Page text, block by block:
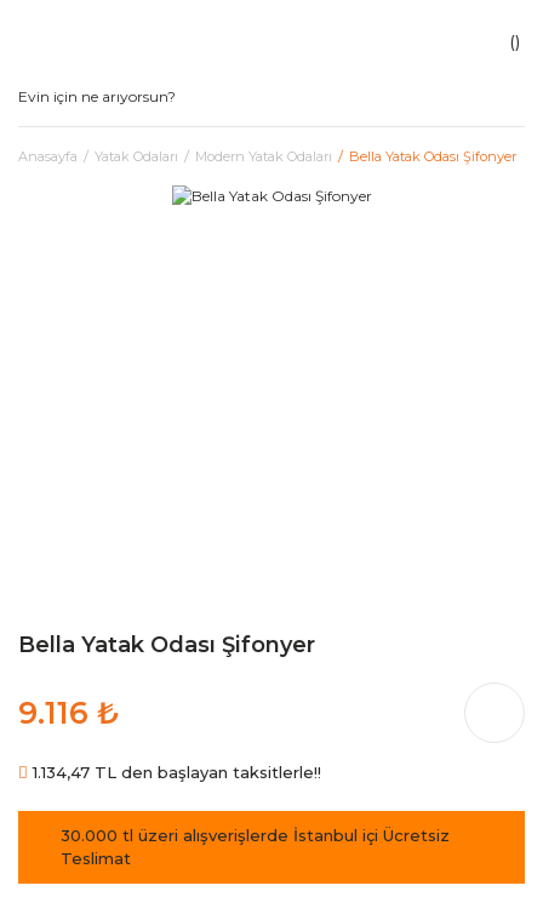
Anasayfa Yatak Odaları Modern Yatak Odaları Bella Yatak Odası Şifonyer
Bella Yatak Odası Şifonyer
9.116 ₺
1.134,47 TL den başlayan taksitlerle!!
30.000 tl üzeri alışverişlerde İstanbul içi Ücretsiz
Teslimat